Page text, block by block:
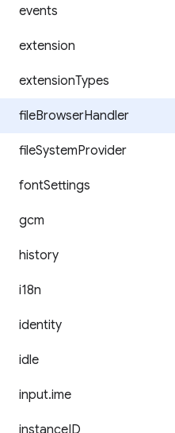
events
extension
extensionTypes
fileBrowserHandler
fileSystemProvider
fontSettings
gcm
history
i18n
identity
idle
input.ime
instanceID